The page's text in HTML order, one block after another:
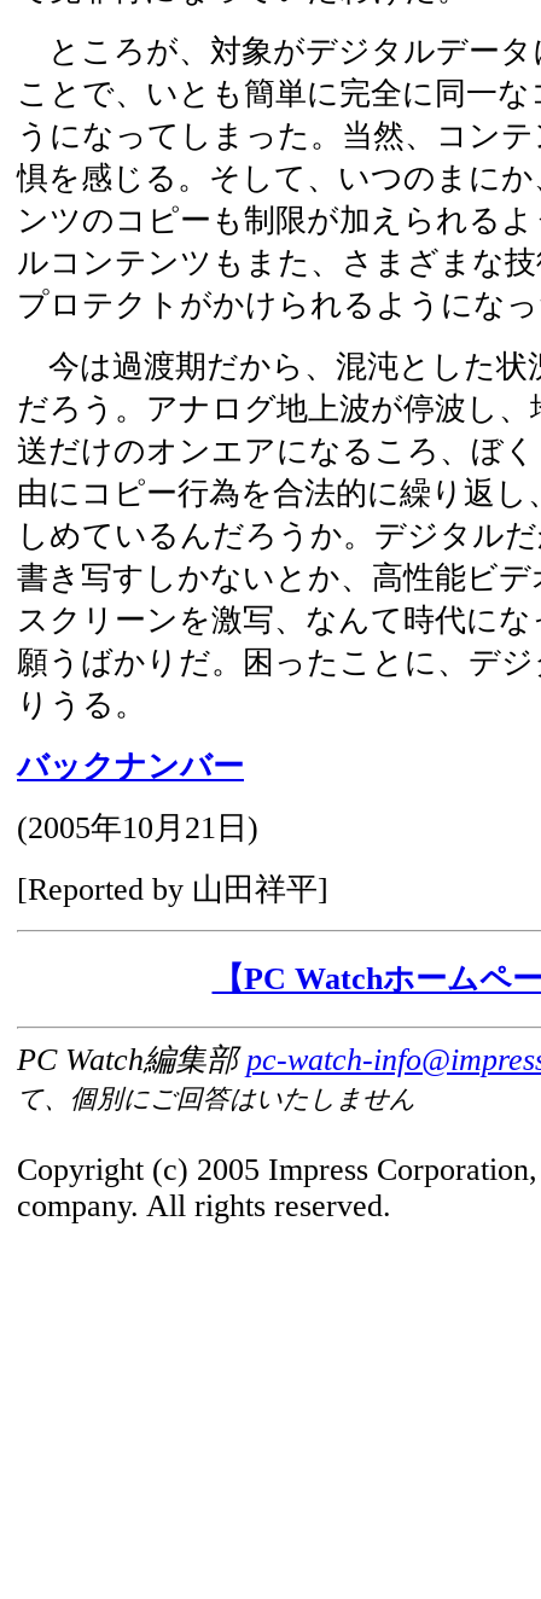
ところが、対象がデジタルデー
ことで、いとも簡単に完全に同一
うになってしまった。当然、コン
惧を感じる。そして、いつのまに
ンツのコピーも制限が加えられる
ルコンテンツもまた、さまざまな
プロテクトがかけられるようにな
今は過渡期だから、混沌とした状
だろう。アナログ地上波が停波し
送だけのオンエアになるころ、ぼ
由にコピー行為を合法的に繰り返
しめているんだろうか。デジタル
書き写すしかないとか、高性能ビ
スクリーンを激写、なんて時代に
願うばかりだ。困ったことに、デ
りうる。
バックナンバー
(2005年10月21日 )
[Reported by 山田祥平]
【PC Watchホームペ
PC Watch編集部pc-watch-
て、個別にご回答はいたしません
Copyright (c) 2005 Impress
company. All rights reserved.